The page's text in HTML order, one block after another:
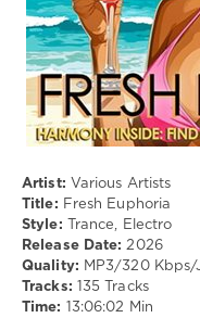
Artist: Various Artists
Title: Fresh Euphoria
Style: Trance, Electro
Release Date: 2026
Quality: MP3/320 Kbps/
Tracks: 135 Tracks
Time:
13:06:02 Min